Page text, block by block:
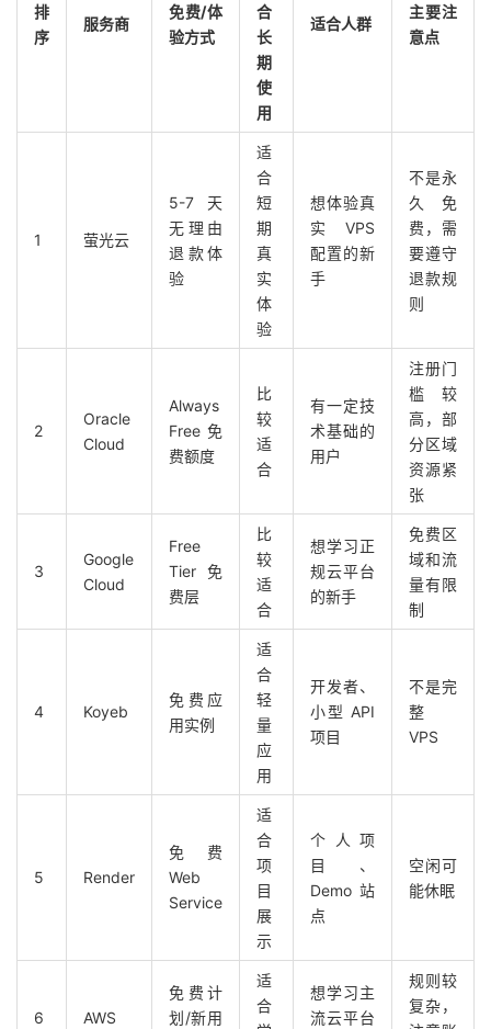
排
序
服务商
免费/体
验方式
合
长
期
使
用
适合人群
主要注
意点
1 萤光云
5-7 天
无理由
退款体
验
适
合
短
期
真
实
体
验
想体验真
实 VPS
配置的新
手
不是永
久免
费，需
要遵守
退款规
则
2
Oracle
Cloud
Always
Free 免
费额度
比
较
适
合
有一定技
术基础的
用户
注册门
槛较
高，部
分区域
资源紧
张
3
Google
Cloud
Free
Tier 免
费层
比
较
适
合
想学习正
规云平台
的新手
免费区
域和流
量有限
制
4 Koyeb
免费应
用实例
适
合
轻
量
应
用
开发者、
小型 API
项目
不是完
整
VPS
5 Render
免费
Web
Service
适
合
项
目
展
示
个人项
目、
Demo 站
点
空闲可
能休眠
6 AWS
免费计
划/新用
适
合
想学习主
流云平台
规则较
复杂，